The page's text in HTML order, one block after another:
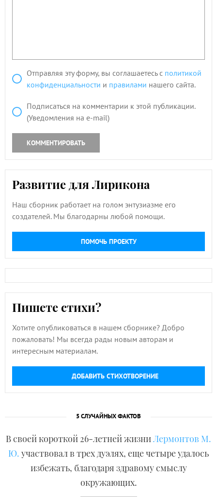
Отправляя эту форму, вы соглашаетесь с политикой
конфиденциальности и правилами нашего сайта.
Подписаться на комментарии к этой публикации.
(Уведомления на e-mail)
КОММЕНТИРОВАТЬ
Развитие для Лирикона
Наш сборник работает на голом энтузиазме его
создателей. Мы благодарны любой помощи.
ПОМОЧЬ ПРОЕКТУ
Пишете стихи?
Хотите опубликоваться в нашем сборнике? Добро
пожаловать! Мы всегда рады новым авторам и
интересным материалам.
ДОБАВИТЬ СТИХОТВОРЕНИЕ
5 СЛУЧАЙНЫХ ФАКТОВ
В своей короткой 26-летней жизниЛермонтов М.
Ю. участвовал в трех дуэлях, еще четыре удалось
избежать, благодаря здравому смыслу
окружающих.